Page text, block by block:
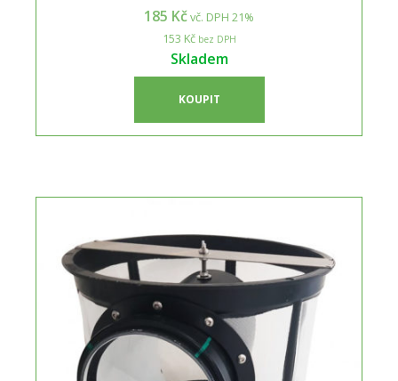
185 Kčvč. DPH 21%
153 Kčbez DPH
Skladem
KOUPIT